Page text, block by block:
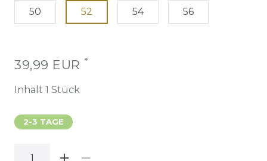
50 52 54 56
39,99 EUR *
Inhalt 1 Stück
2-3 TAGE